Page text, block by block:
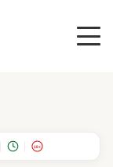
18+